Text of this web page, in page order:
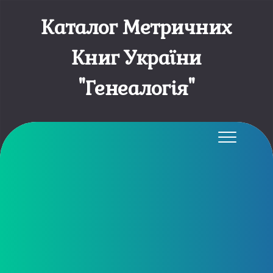
Каталог Метричних
Книг України
"Генеалогія"